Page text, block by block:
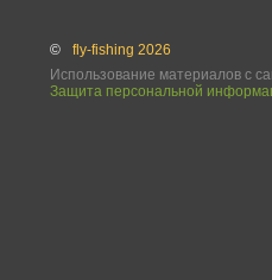
©
fly-fishing 2026
Использование материалов с
Защита персональной